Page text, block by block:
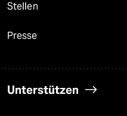
Stellen
Presse
Unterstützen